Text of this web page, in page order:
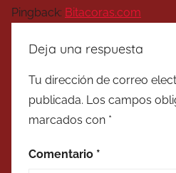
Pingback: Bitacoras.com
Deja una respuesta
Tu dirección de correo
publicada. Los campos
marcados con *
Comentario *